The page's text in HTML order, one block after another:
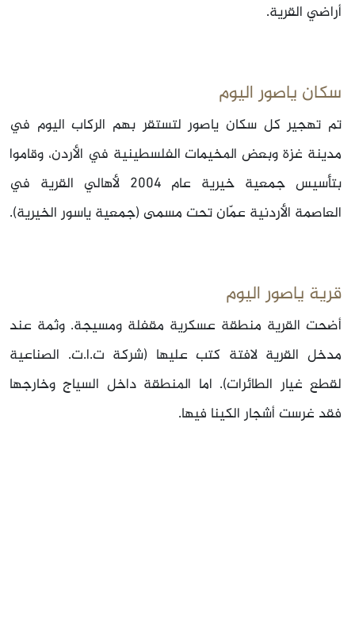
أراضي القرية.
سكان ياصور اليوم
تم تهجير كل سكان ياصور لتستقر بهم الركاب اليوم في
مدينة غزة وبعض المخيمات الفلسطينية في الأردن، وقاموا
بتأسيس جمعية خيرية عام 2004 لأهالي القرية في
العاصمة الأردنية عمّان تحت مسمى (جمعية ياسور الخيرية).
قرية ياصور اليوم
أضحت القرية منطقة عسكرية مقفلة ومسيجة. وثمة عند
مدخل القرية لافتة كتب عليها (شركة ت.ا.ت. الصناعية
لقطع غيار الطائرات). اما المنطقة داخل السياج وخارجها
فقد غرست أشجار الكينا فيها.